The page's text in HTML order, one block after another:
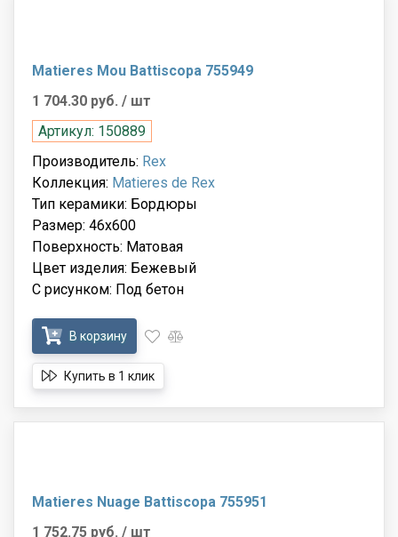
Matieres Mou Battiscopa 755949
1 704.30 руб. / шт
Артикул: 150889
Производитель: Rex
Коллекция: Matieres de Rex
Тип керамики: Бордюры
Размер: 46x600
Поверхность: Матовая
Цвет изделия: Бежевый
С рисунком: Под бетон
В корзину
Купить в 1 клик
Matieres Nuage Battiscopa 755951
1 752.75 руб. / шт